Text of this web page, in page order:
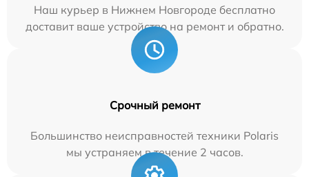
Наш курьер в Нижнем Новгороде бесплатно
доставит ваше устройство на ремонт и обратно.
Срочный ремонт
Большинство неисправностей техники Polaris
мы устраняем в течение 2 часов.